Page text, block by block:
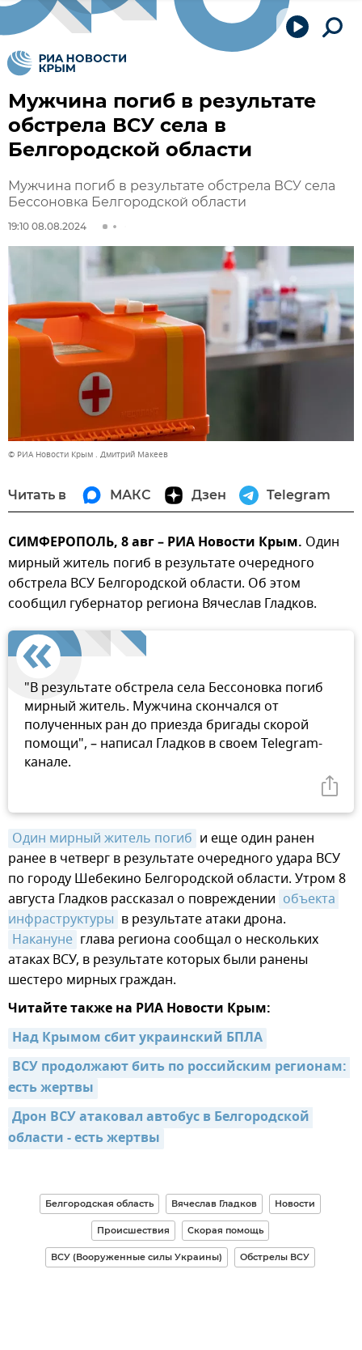
Мужчина погиб в результате
обстрела ВСУ села в
Белгородской области
Мужчина погиб в результате обстрела ВСУ села
Бессоновка Белгородской области
19:10 08.08.2024
© РИА Новости Крым . Дмитрий Макеев
Читать в МАКС Дзен Telegram
СИМФЕРОПОЛЬ, 8 авг – РИА Новости Крым. Один
мирный житель погиб в результате очередного
обстрела ВСУ Белгородской области. Об этом
сообщил губернатор региона Вячеслав Гладков.
"В результате обстрела села Бессоновка погиб
мирный житель. Мужчина скончался от
полученных ран до приезда бригады скорой
помощи", – написал Гладков в своем Telegram-
канале.
Один мирный житель погиб и еще один ранен
ранее в четверг в результате очередного удара ВСУ
по городу Шебекино Белгородской области. Утром 8
августа Гладков рассказал о повреждении объекта
инфраструктуры в результате атаки дрона.
Накануне глава региона сообщал о нескольких
атаках ВСУ, в результате которых были ранены
шестеро мирных граждан.
Читайте также на РИА Новости Крым:
Над Крымом сбит украинский БПЛА
ВСУ продолжают бить по российским регионам:
есть жертвы
Дрон ВСУ атаковал автобус в Белгородской
области - есть жертвы
Белгородская область Вячеслав Гладков Новости
Происшествия Скорая помощь
ВСУ (Вооруженные силы Украины) Обстрелы ВСУ